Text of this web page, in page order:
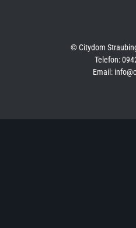
© Citydom
Telefon:
Email: